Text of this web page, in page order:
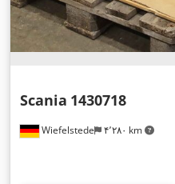
Wiefelstede ۴٬۲۸۰ km
Scania 1430718